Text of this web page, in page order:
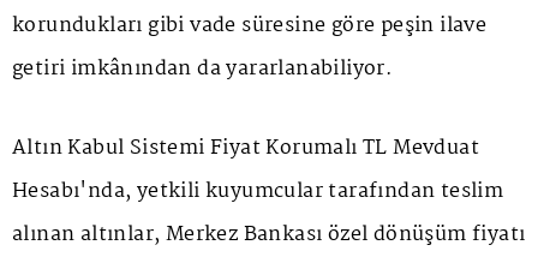
korundukları gibi vade süresine göre peşin ilave
getiri imkânından da yararlanabiliyor.
Altın Kabul Sistemi Fiyat Korumalı TL Mevduat
Hesabı'nda, yetkili kuyumcular tarafından teslim
alınan altınlar, Merkez Bankası özel dönüşüm fiyatı